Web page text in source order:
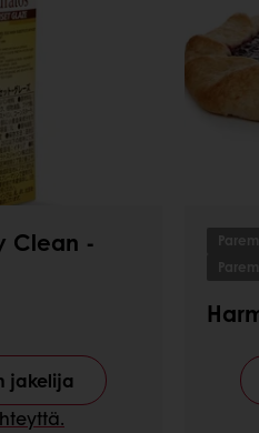
Clean -
jakelija